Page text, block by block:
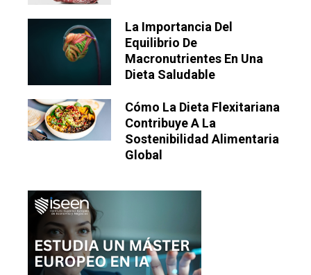
La Importancia Del
Equilibrio De
Macronutrientes En Una
Dieta Saludable
Cómo La Dieta Flexitariana
Contribuye A La
Sostenibilidad Alimentaria
Global